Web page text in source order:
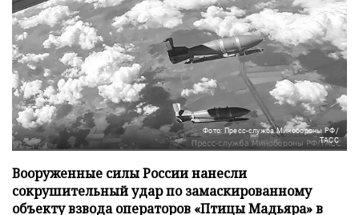
Фото: Пресс-служба Минобороны РФ/
ТАСС
Вооруженные силы России нанесли
сокрушительный удар по замаскированному
объекту взвода операторов «Птицы Мадьяра» в